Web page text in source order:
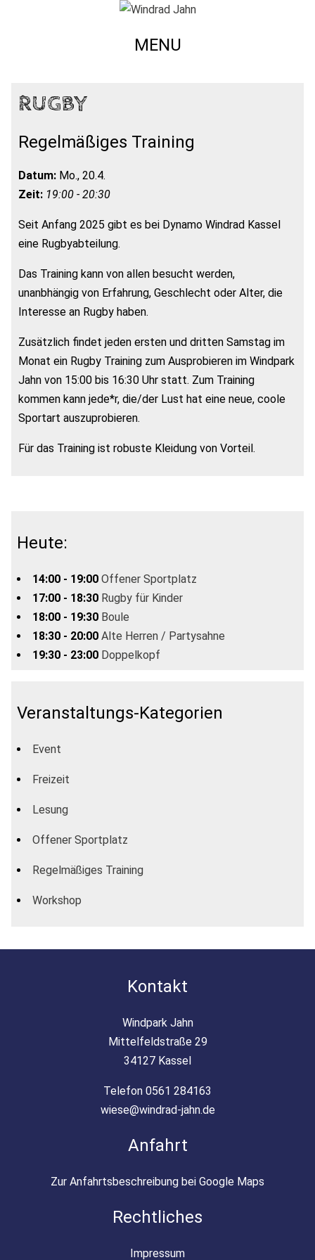
MENU
RUGBY
Regelmäßiges Training
Datum: Mo., 20.4.
Zeit: 19:00 - 20:30
Seit Anfang 2025 gibt es bei Dynamo Windrad Kassel
eine Rugbyabteilung.
Das Training kann von allen besucht werden,
unanbhängig von Erfahrung, Geschlecht oder Alter, die
Interesse an Rugby haben.
Zusätzlich findet jeden ersten und dritten Samstag im
Monat ein Rugby Training zum Ausprobieren im Windpark
Jahn von 15:00 bis 16:30 Uhr statt. Zum Training
kommen kann jede*r, die/der Lust hat eine neue, coole
Sportart auszuprobieren.
Für das Training ist robuste Kleidung von Vorteil.
Heute:
14:00 - 19:00 Offener Sportplatz
17:00 - 18:30 Rugby für Kinder
18:00 - 19:30 Boule
18:30 - 20:00 Alte Herren / Partysahne
19:30 - 23:00 Doppelkopf
Veranstaltungs-Kategorien
Event
Freizeit
Lesung
Offener Sportplatz
Regelmäßiges Training
Workshop
Kontakt
Windpark Jahn
Mittelfeldstraße 29
34127 Kassel
Telefon 0561 284163
wiese@windrad-jahn.de
Anfahrt
Zur Anfahrtsbeschreibung bei Google Maps
Rechtliches
Impressum